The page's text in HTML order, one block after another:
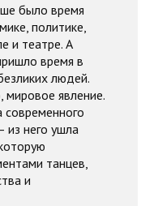
было время
политике,
и театре. А
время в
людей.
явление.
современного
из него ушла
танцев,
и